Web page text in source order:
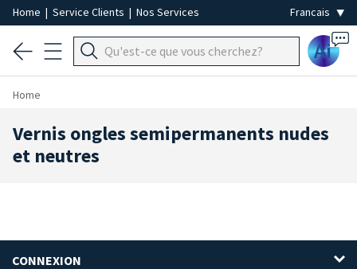
Home | Service Clients | Nos Services
Ai
Home
Vernis ongles semipermanents nudes
et neutres
CONNEXION